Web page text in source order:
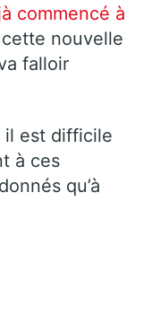
commencé à
nouvelle
falloir
il est difficile
à ces
qu’à